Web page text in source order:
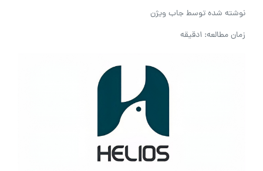
نوشته شده توسطجاب ویژن
زمان مطالعه: 1دقیقه